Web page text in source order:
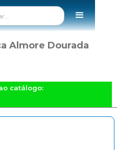
Almore Dourada
catálogo: